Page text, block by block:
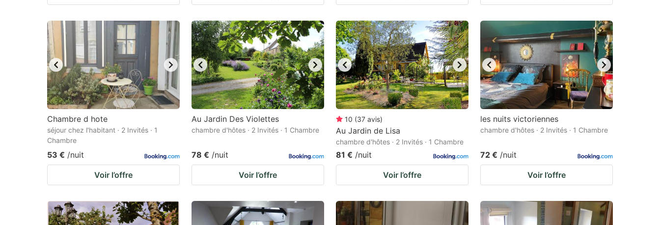
Chambre d hote
séjour chez l'habitant · 2 Invités · 1
Chambre
53 € /nuit
Voir l’offre
Au Jardin Des Violettes
chambre d'hôtes · 2 Invités · 1 Chambre
78 € /nuit
Voir l’offre
10 (37 avis)
Au Jardin de Lisa
chambre d'hôtes · 2 Invités · 1 Chambre
81 € /nuit
Voir l’offre
les nuits victoriennes
chambre d'hôtes · 2 Invités · 1 Chambre
72 € /nuit
Voir l’offre